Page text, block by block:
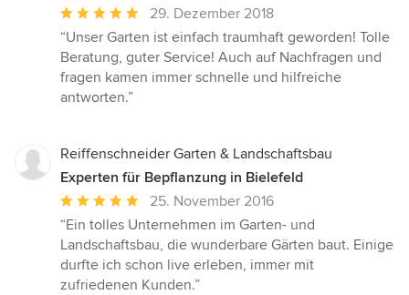
Durchschnittliche
Bewertung:
5
von
5
29. Dezember 2018
“Unser Garten ist einfach traumhaft geworden! Tolle
Beratung, guter Service! Auch auf Nachfragen und
fragen kamen immer schnelle und hilfreiche
antworten.”
Reiffenschneider Garten & Landschaftsbau
Experten für Bepflanzung in Bielefeld
Durchschnittliche
Bewertung:
5
von
5
25. November 2016
“Ein tolles Unternehmen im Garten- und
Landschaftsbau, die wunderbare Gärten baut. Einige
durfte ich schon live erleben, immer mit
zufriedenen Kunden.”